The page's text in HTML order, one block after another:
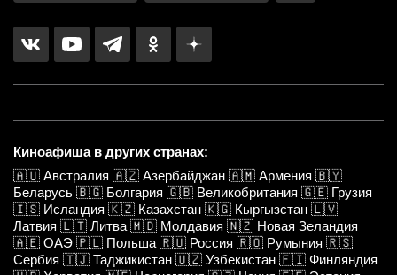
Киноафиша в других странах:
🇦🇺 Австралия 🇦🇿 Азербайджан 🇦🇲 Армения 🇧🇾
Беларусь 🇧🇬 Болгария 🇬🇧 Великобритания 🇬🇪 Грузия
🇮🇸 Исландия 🇰🇿 Казахстан 🇰🇬 Кыргызстан 🇱🇻
Латвия 🇱🇹 Литва 🇲🇩 Молдавия 🇳🇿 Новая Зеландия
🇦🇪 ОАЭ 🇵🇱 Польша 🇷🇺 Россия 🇷🇴 Румыния 🇷🇸
Сербия 🇹🇯 Таджикистан 🇺🇿 Узбекистан 🇫🇮 Финляндия